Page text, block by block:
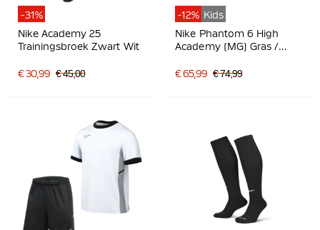
-31%
Nike Academy 25
Trainingsbroek Zwart Wit
€ 30,99 € 45,00
-12% Kids
Nike Phantom 6 High
Academy (MG) Gras /
Voetbalschoenen Kids
€ 65,99 € 74,99